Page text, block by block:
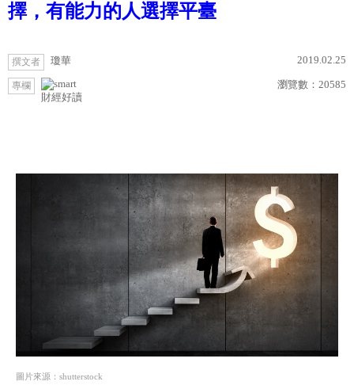
擇，有能力的人選擇平臺
撰文者 瓊華 2019.02.25
專欄
財經好讀
瀏覽數： 20585
圖片來源：shutterstock